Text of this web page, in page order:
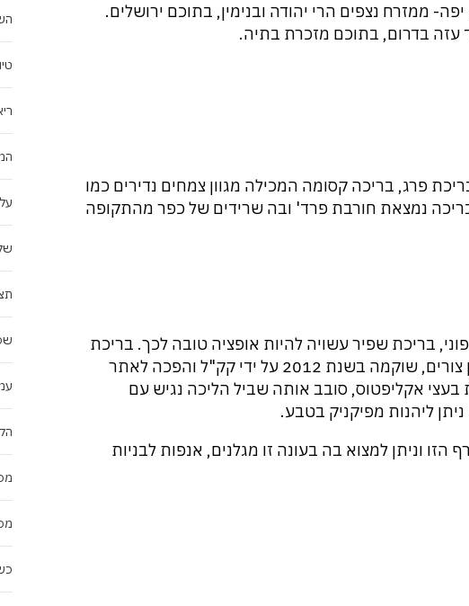
ממזרח נצפים הרי יהודה ובנימין, בתוכם ירושלים.
עזה בדרום, בתוכם מזכרת בתיה.
פרג, בריכה קסומה המכילה מגוון צמחים נדירים כמו
לבריכה נמצאת חורבת פרד' ובה שרידים של כפר מהתקופה
בריכת שפיר עשויה להיות אופציה טובה לכך. בריכת
החורף, הממוקמת בכניסה לקיבוץ עין צורים, שוקמה בשנת 2012 על ידי קק"ל והפכה לאתר
אקליפטוס, סובב אותה שביל הליכה נגיש עם
ליהנות מפיקניק בטבע.
וניתן למצוא בה בעונה זו מגלנים, אנפות לבניות